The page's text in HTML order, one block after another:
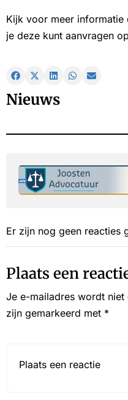
Kijk voor meer informatie
je deze kunt aanvragen
Nieuws
Er zijn nog geen reacties
Plaats een
Je e-mailadres wordt niet
zijn gemarkeerd met *